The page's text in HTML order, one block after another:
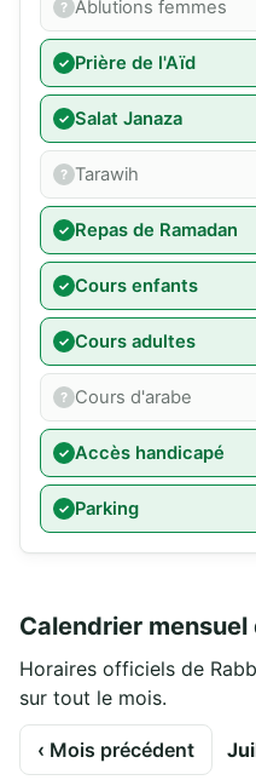
Ablutions femmes
Prière de l'Aïd
Salat Janaza
Tarawih
Repas de Ramadan
Cours enfants
Cours adultes
Cours d'arabe
Accès handicapé
Parking
Calendrier
Horaires officiels de
sur tout le mois.
‹ Mois précédent